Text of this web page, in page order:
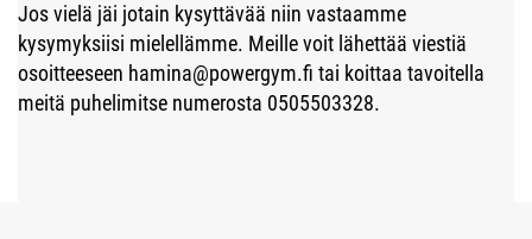
Jos vielä jäi jotain kysyttävää niin vastaamme
kysymyksiisi mielellämme. Meille voit lähettää viestiä
osoitteeseen hamina@powergym.fi tai koittaa tavoitella
meitä puhelimitse numerosta 0505503328.